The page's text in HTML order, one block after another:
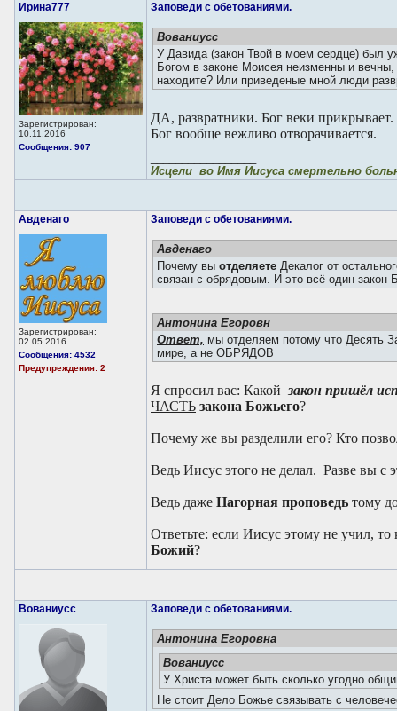
Ирина777
Зарегистрирован:
10.11.2016
Сообщения: 907
Заповеди с обетованиями.
Вованиусc
У Давида (закон Твой в моем сердце) был
Богом в законе Моисея неизменны и
находите? Или приведеные мной люди
ДА, развратники. Бог веки
Бог вообще вежливо отворачивается.
Исцели во Имя Иисуса смертельно
Авденаго
Зарегистрирован:
02.05.2016
Сообщения: 4532
Предупреждения: 2
Заповеди с обетованиями.
Авденаго
Почему вы отделяете Декалог от
связан с обрядовым. И это всё один закон
Антонина Егоровн
Ответ, мы отделяем потому что Десять
мире, а не ОБРЯДОВ
Я спросил вас: Какой закон пришёл
ЧАСТЬ закона Божьего?
Почему же вы разделили его? Кто
Ведь Иисус этого не делал. Разве вы с
Ведь даже Нагорная проповедь тому
Ответьте: если Иисус этому не учил,
Божий?
Вованиусc Заповеди с обетованиями.
Антонина Егоровна
Вованиусc
У Христа может быть сколько угодно
Не стоит Дело Божье связывать с